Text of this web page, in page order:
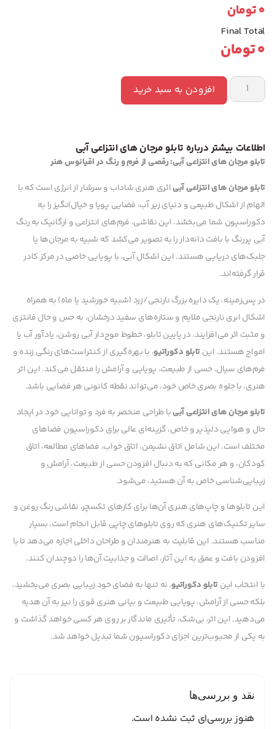
0تومان
Final Total
0تومان
افزودن به سبد خرید
اطلاعات بیشتر درباره تابلو مرجان های انتزاعی آبی
تابلو مرجان های انتزاعی آبی: رقصی از فرم و رنگ در اقیانوس هنر
تابلو مرجان های انتزاعی آبیاثری هنری شاداب و سرشار از انرژی است که با
الهام از اشکال طبیعی و دنیای زیر آب، فضایی پویا و خیال‌انگیز را به
دکوراسیون شما می‌بخشد. این نقاشی، فرم‌های انتزاعی و ارگانیک به رنگ
آبی پررنگ با بافت دانه‌دار را به تصویر می‌کشد که شبیه به مرجان‌ها یا
جلبک‌های دریایی هستند. این اشکال آبی، با پویایی خاصی در مرکز کادر
قرار گرفته‌اند.
در پس‌زمینه، یک دایره بزرگ نارنجی/زرد (شبیه خورشید یا ماه) به همراه
اشکال ابری نارنجی ملایم و ستاره‌های سفید درخشان، به حس و حال فانتزی
و مثبت اثر می‌افزایند. در پایین تابلو، خطوط موج‌دار آبی روشن، یادآور آب یا
امواج هستند. اینتابلو دکوراتیو، با بهره‌گیری از کنتراست‌های رنگی زنده و
فرم‌های سیال، حسی از طبیعت، پویایی و آرامش را منتقل می‌کند. این اثر
هنری، با جلوه بصری خاص خود، می‌تواند نقطه کانونی هر فضایی باشد.
تابلو مرجان های انتزاعی آبیبا طراحی منحصر به فرد و توانایی خود در ایجاد
حال و هوایی دلپذیر و خاص، گزینه‌ای عالی برای دکوراسیون فضاهای
مختلف است. این شامل اتاق نشیمن، اتاق خواب، فضاهای مطالعه، اتاق
کودکان، و هر مکانی که به دنبال افزودن حسی از طبیعت، آرامش و
زیبایی‌شناسی خاص به آن هستید، می‌شود.
این تابلوها و چاپ‌های هنری آن‌ها برای کارهای تکسچر، نقاشی رنگ روغن و
سایر تکنیک‌های هنری که روی تابلوهای چاپی قابل انجام است، بسیار
مناسب هستند. این قابلیت به هنرمندان و طراحان داخلی اجازه می‌دهد تا با
افزودن بافت و عمق به این آثار، اصالت و جذابیت آن‌ها را دوچندان کنند.
با انتخاب اینتابلو دکوراتیو، نه تنها به فضای خود زیبایی بصری می‌بخشید،
بلکه حسی از آرامش، پویایی طبیعت و بیانی هنری قوی را نیز به آن هدیه
می‌دهید. این اثر، بی‌شک، تأثیری ماندگار بر روی هر کسی خواهد گذاشت و
به یکی از محبوب‌ترین اجزای دکوراسیون شما تبدیل خواهد شد.
نقد و بررسی‌ها
هنوز بررسی‌ای ثبت نشده است.